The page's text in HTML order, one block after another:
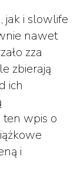
jak i slowlife
nawet
zza
zbierają
ich
ten wpis o
i